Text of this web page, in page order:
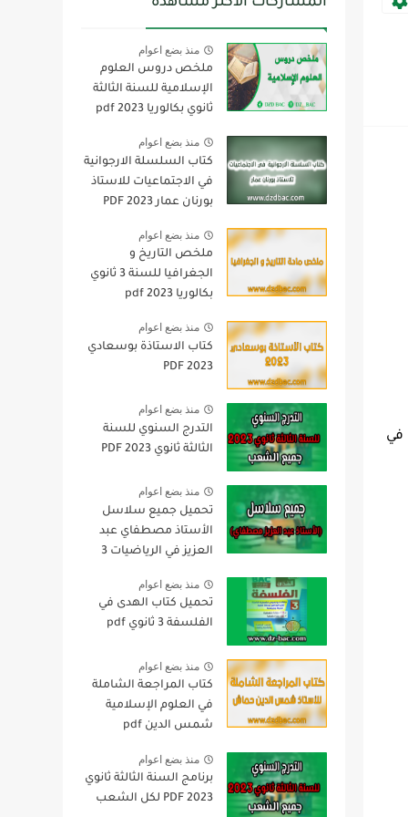
في
منذ بضع اعوام
ملخص دروس العلوم
الإسلامية للسنة الثالثة
ثانوي بكالوريا pdf 2023
منذ بضع اعوام
كتاب السلسلة الارجوانية
في الاجتماعيات للاستاذ
بورنان عمار 2023 PDF
منذ بضع اعوام
ملخص التاريخ و
الجغرافيا للسنة 3 ثانوي
بكالوريا pdf 2023
منذ بضع اعوام
كتاب الاستاذة بوسعادي
2023 PDF
منذ بضع اعوام
التدرج السنوي للسنة
الثالثة ثانوي 2023 PDF
منذ بضع اعوام
تحميل جميع سلاسل
الأستاذ مصطفاي عبد
العزيز في الرياضيات 3
منذ بضع اعوام
تحميل كتاب الهدى في
الفلسفة 3 ثانوي pdf
منذ بضع اعوام
كتاب المراجعة الشاملة
في العلوم الإسلامية
شمس الدين pdf
منذ بضع اعوام
برنامج السنة الثالثة ثانوي
2023 PDF لكل الشعب